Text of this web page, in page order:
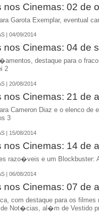
nos Cinemas: 02 de
Garota Exemplar, eventual
| 04/09/2014
nos Cinemas: 04 de
destaque para o
2
| 20/08/2014
nos Cinemas: 21 de
Cameron Diaz e o elenco
3
| 15/08/2014
nos Cinemas: 14 de
razo�veis e um Blockbuster:
| 06/08/2014
nos Cinemas: 07 de
com destaque para os
de Not�cias, al�m de Vestido